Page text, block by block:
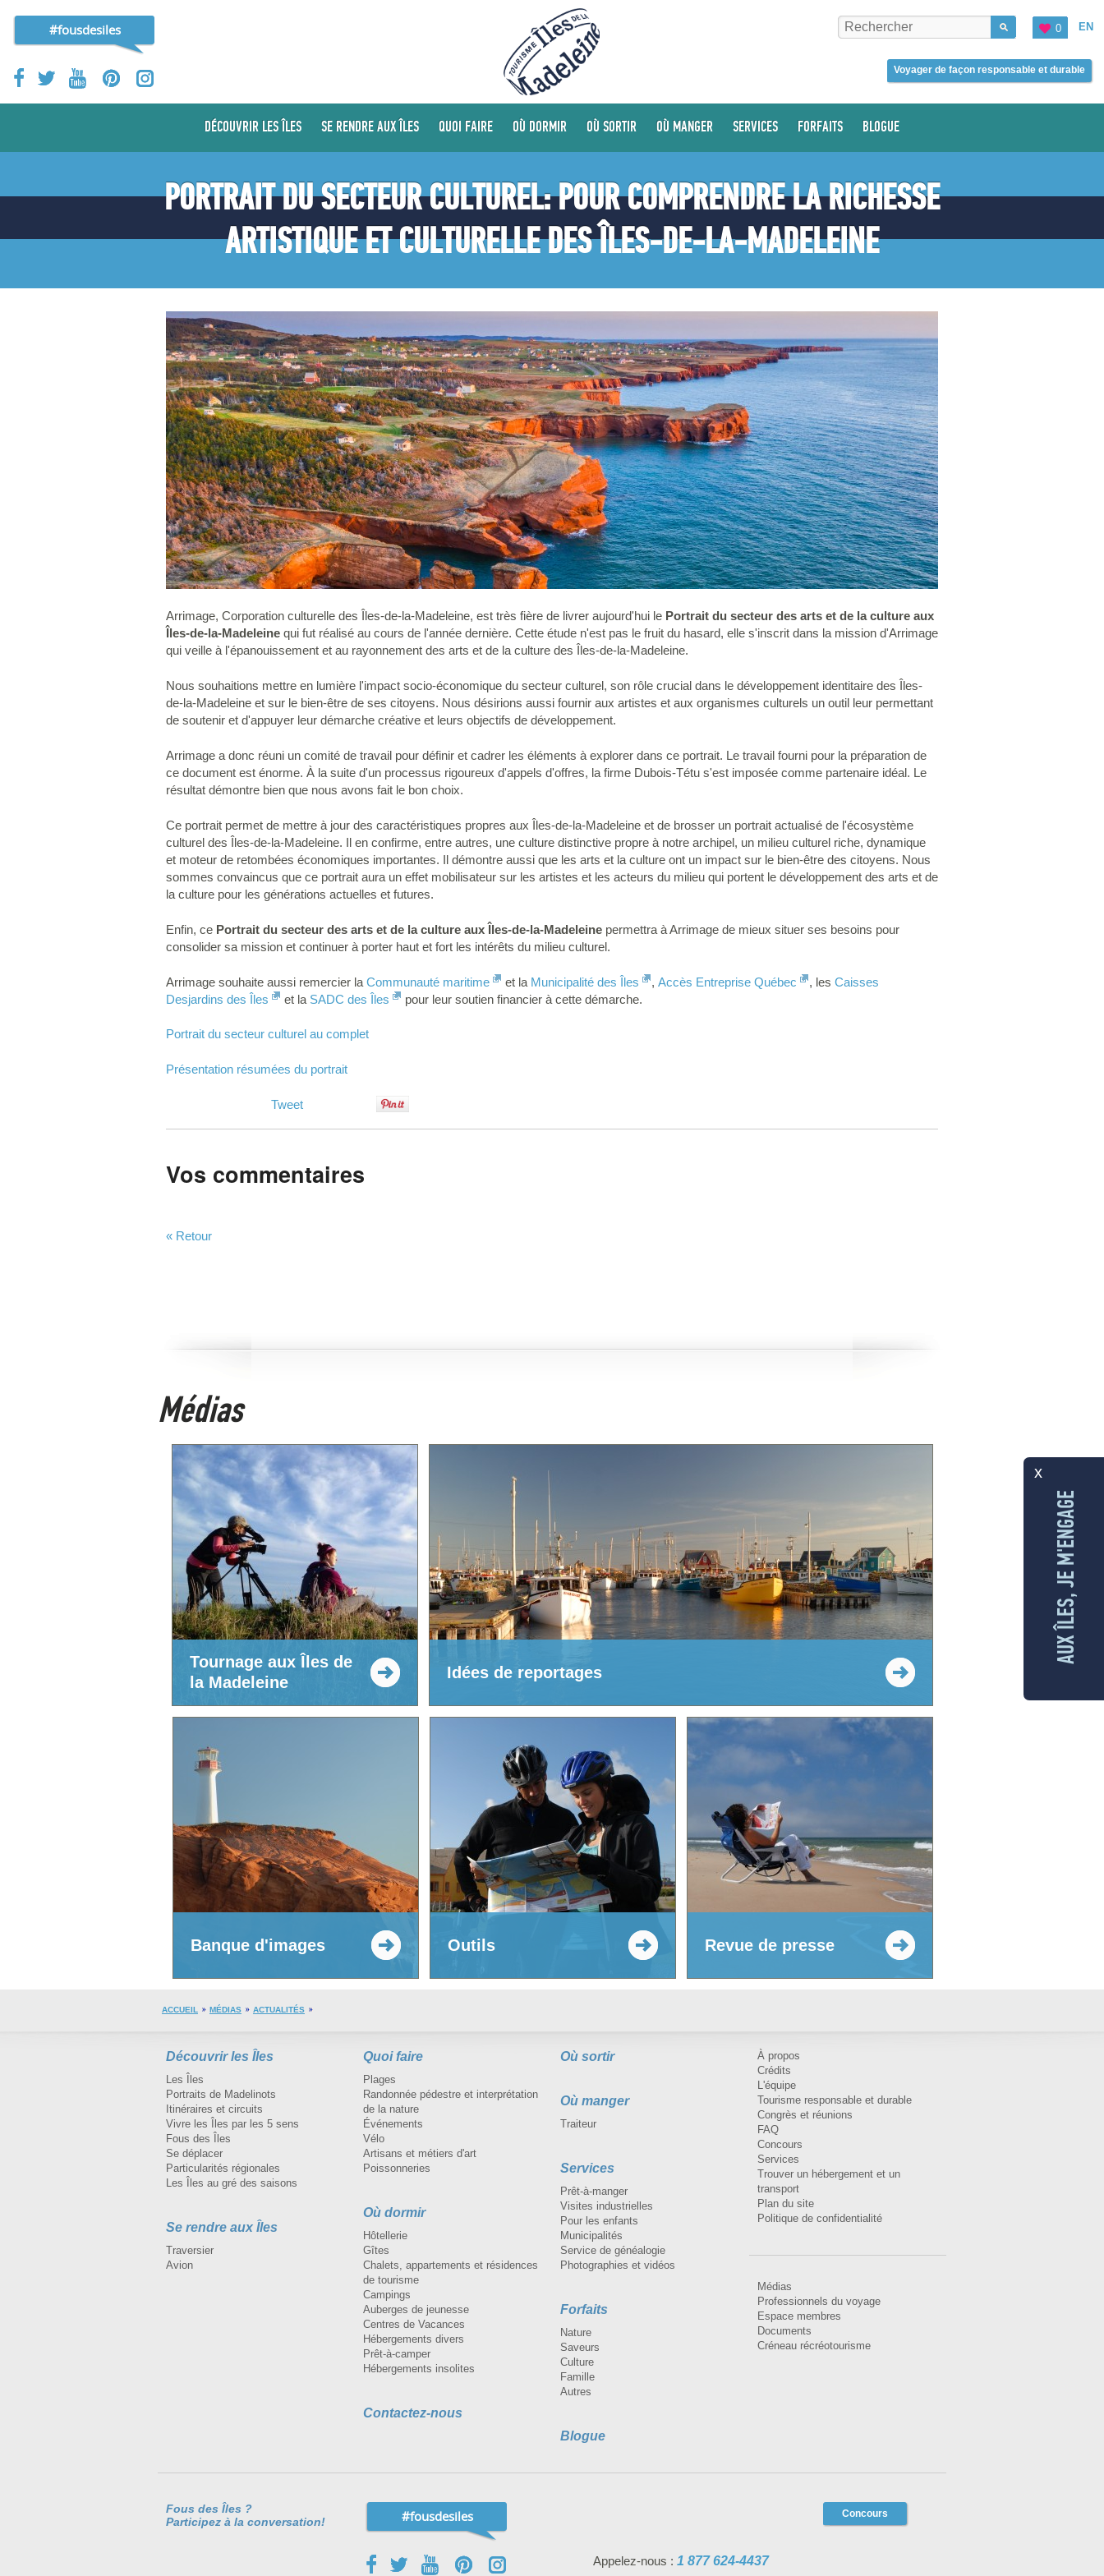
#fousdesiles EN
0
Voyager de façon responsable et durable
DÉCOUVRIR LES ÎLES SE RENDRE AUX ÎLES QUOI FAIRE OÙ DORMIR OÙ SORTIR OÙ MANGER SERVICES FORFAITS BLOGUE
PORTRAIT DU SECTEUR CULTUREL: POUR COMPRENDRE LA RICHESSE
ARTISTIQUE ET CULTURELLE DES ÎLES-DE-LA-MADELEINE
Arrimage, Corporation culturelle des Îles-de-la-Madeleine, est très fière de livrer aujourd'hui le Portrait du secteur des arts et de la culture aux
Îles-de-la-Madeleine qui fut réalisé au cours de l'année dernière. Cette étude n'est pas le fruit du hasard, elle s'inscrit dans la mission d'Arrimage
qui veille à l'épanouissement et au rayonnement des arts et de la culture des Îles-de-la-Madeleine.
Nous souhaitions mettre en lumière l'impact socio-économique du secteur culturel, son rôle crucial dans le développement identitaire des Îles-
de-la-Madeleine et sur le bien-être de ses citoyens. Nous désirions aussi fournir aux artistes et aux organismes culturels un outil leur permettant
de soutenir et d'appuyer leur démarche créative et leurs objectifs de développement.
Arrimage a donc réuni un comité de travail pour définir et cadrer les éléments à explorer dans ce portrait. Le travail fourni pour la préparation de
ce document est énorme. À la suite d'un processus rigoureux d'appels d'offres, la firme Dubois-Tétu s'est imposée comme partenaire idéal. Le
résultat démontre bien que nous avons fait le bon choix.
Ce portrait permet de mettre à jour des caractéristiques propres aux Îles-de-la-Madeleine et de brosser un portrait actualisé de l'écosystème
culturel des Îles-de-la-Madeleine. Il en confirme, entre autres, une culture distinctive propre à notre archipel, un milieu culturel riche, dynamique
et moteur de retombées économiques importantes. Il démontre aussi que les arts et la culture ont un impact sur le bien-être des citoyens. Nous
sommes convaincus que ce portrait aura un effet mobilisateur sur les artistes et les acteurs du milieu qui portent le développement des arts et de
la culture pour les générations actuelles et futures.
Enfin, ce Portrait du secteur des arts et de la culture aux Îles-de-la-Madeleine permettra à Arrimage de mieux situer ses besoins pour
consolider sa mission et continuer à porter haut et fort les intérêts du milieu culturel.
Arrimage souhaite aussi remercier la Communauté maritime et la Municipalité des Îles , Accès Entreprise Québec , les Caisses
Desjardins des Îles
et la SADC des Îles pour leur soutien financier à cette démarche.
Portrait du secteur culturel au complet
Présentation résumées du portrait
Tweet
Vos commentaires
« Retour
Médias
Tournage aux Îles de
la Madeleine
Idées de reportages
Banque d'images Outils Revue de presse
ACCUEIL MÉDIAS ACTUALITÉS
Découvrir les Îles
Les Îles
Portraits de Madelinots
Itinéraires et circuits
Vivre les Îles par les 5 sens
Fous des Îles
Se déplacer
Particularités régionales
Les Îles au gré des saisons
Se rendre aux Îles
Traversier
Avion
Quoi faire
Plages
Randonnée pédestre et interprétation
de la nature
Événements
Vélo
Artisans et métiers d'art
Poissonneries
Où dormir
Hôtellerie
Gîtes
Chalets, appartements et résidences
de tourisme
Campings
Auberges de jeunesse
Centres de Vacances
Hébergements divers
Prêt-à-camper
Hébergements insolites
Contactez-nous
Où sortir
Où manger
Traiteur
Services
Prêt-à-manger
Visites industrielles
Pour les enfants
Municipalités
Service de généalogie
Photographies et vidéos
Forfaits
Nature
Saveurs
Culture
Famille
Autres
Blogue
À propos
Crédits
L'équipe
Tourisme responsable et durable
Congrès et réunions
FAQ
Concours
Services
Trouver un hébergement et un
transport
Plan du site
Politique de confidentialité
Médias
Professionnels du voyage
Espace membres
Documents
Créneau récréotourisme
Fous des Îles ?
Participez à la conversation!
#fousdesiles Concours
Appelez-nous : 1 877 624-4437
x
AUX ÎLES, JE M'ENGAGE